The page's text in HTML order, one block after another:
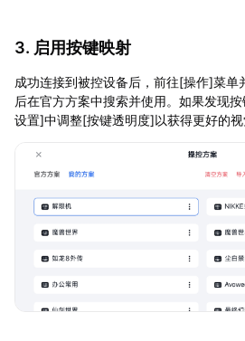
3. 启用按键映射
成功连接到被控设备后，前往[操作]菜单
后在官方方案中搜索并使用。如果发现
设置]中调整[按键透明度]以获得更好的视